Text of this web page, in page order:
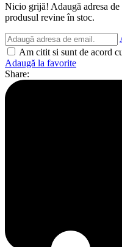
Nicio grijă! Adaugă adresa
produsul revine în stoc.
Am citit si sunt de acord
Adaugă la favorite
Share: